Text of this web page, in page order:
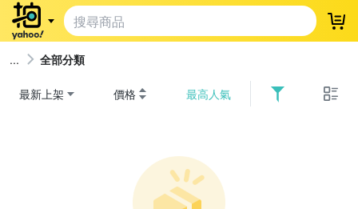
登
全部分類
最新上架 價格 最高人氣